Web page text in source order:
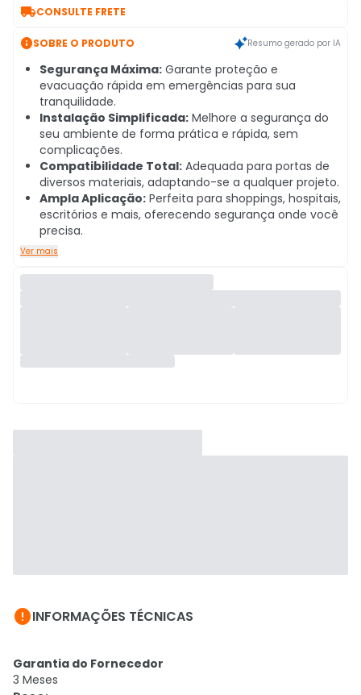
CONSULTE FRETE
SOBRE O PRODUTO Resumo gerado por IA
Segurança Máxima: Garante proteção e
evacuação rápida em emergências para sua
tranquilidade.
Instalação Simplificada: Melhore a segurança do
seu ambiente de forma prática e rápida, sem
complicações.
Compatibilidade Total: Adequada para portas de
diversos materiais, adaptando-se a qualquer projeto.
Ampla Aplicação: Perfeita para shoppings, hospitais,
escritórios e mais, oferecendo segurança onde você
precisa.
Ver mais
INFORMAÇÕES TÉCNICAS
Garantia do Fornecedor
3 Meses